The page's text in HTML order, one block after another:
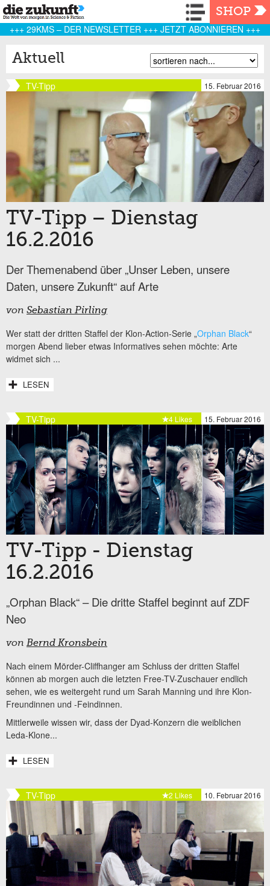
Navigation
SHOP
+++ 29KMS – DER NEWSLETTER +++ JETZT ABONNIEREN +++
Aktuell
TV-Tipp 15. Februar 2016
TV-Tipp – Dienstag
16.2.2016
Der Themenabend über „Unser Leben, unsere
Daten, unsere Zukunft“ auf Arte
von Sebastian Pirling
Wer statt der dritten Staffel der Klon-Action-Serie „Orphan Black“
morgen Abend lieber etwas Informatives sehen möchte: Arte
widmet sich ...
LESEN
TV-Tipp 15. Februar 2016
4 Likes
TV-Tipp - Dienstag
16.2.2016
„Orphan Black“ – Die dritte Staffel beginnt auf ZDF
Neo
von Bernd Kronsbein
Nach einem Mörder-Cliffhanger am Schluss der dritten Staffel
können ab morgen auch die letzten Free-TV-Zuschauer endlich
sehen, wie es weitergeht rund um Sarah Manning und ihre Klon-
Freundinnen und -Feindinnen.
Mittlerweile wissen wir, dass der Dyad-Konzern die weiblichen
Leda-Klone...
LESEN
TV-Tipp 10. Februar 2016
2 Likes